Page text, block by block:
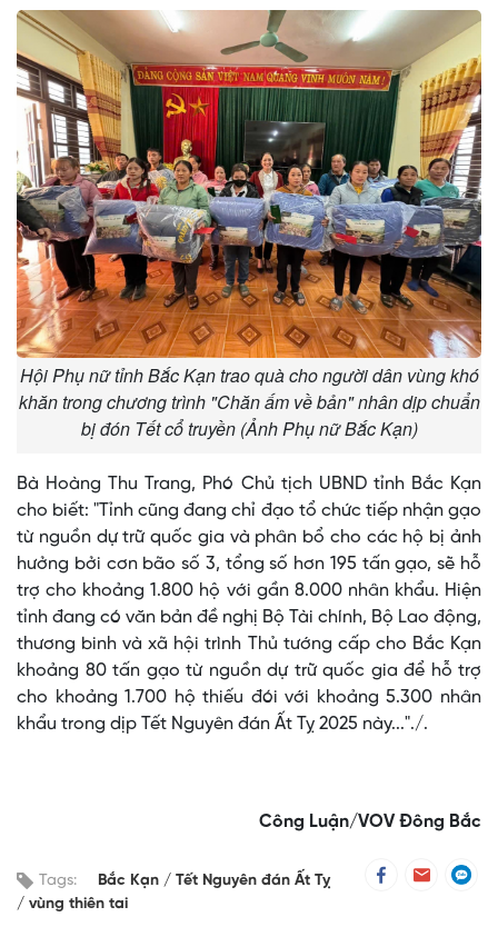
Hội Phụ nữ tỉnh Bắc Kạn trao quà cho người dân vùng khó
khăn trong chương trình "Chăn ấm về bản" nhân dịp chuẩn
bị đón Tết cổ truyền (Ảnh Phụ nữ Bắc Kạn)
Bà Hoàng Thu Trang, Phó Chủ tịch UBND tỉnh Bắc Kạn
cho biết: "Tỉnh cũng đang chỉ đạo tổ chức tiếp nhận gạo
từ nguồn dự trữ quốc gia và phân bổ cho các hộ bị ảnh
hưởng bởi cơn bão số 3, tổng số hơn 195 tấn gạo, sẽ hỗ
trợ cho khoảng 1.800 hộ với gần 8.000 nhân khẩu. Hiện
tỉnh đang có văn bản đề nghị Bộ Tài chính, Bộ Lao động,
thương binh và xã hội trình Thủ tướng cấp cho Bắc Kạn
khoảng 80 tấn gạo từ nguồn dự trữ quốc gia để hỗ trợ
cho khoảng 1.700 hộ thiếu đói với khoảng 5.300 nhân
khẩu trong dịp Tết Nguyên đán Ất Tỵ 2025 này..."./.
Công Luận/VOV Đông Bắc
Tags: Bắc Kạn
Tết Nguyên đán Ất Tỵ
vùng thiên tai